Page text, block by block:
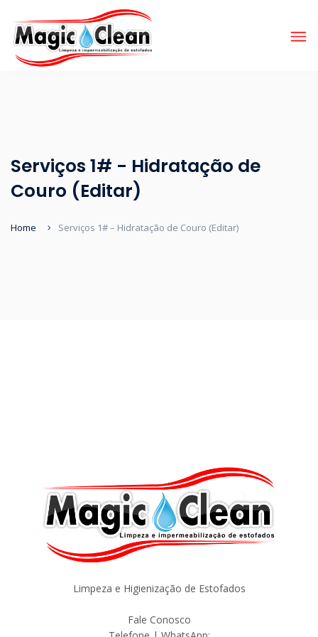
Serviços 1# - Hidratação de
Couro (Editar)
Home Serviços 1# – Hidratação de Couro (Editar)
Limpeza e Higienização de Estofados
Fale Conosco